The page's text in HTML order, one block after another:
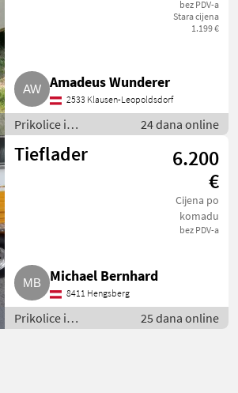
bez PDV-a
Stara cijena
1.199 €
Amadeus Wunderer
2533 Klausen-Leopoldsdorf
Prikolice i
transportna vozila /
Niski utovarivači
24 dana online
Tieflader
6.200
€
Cijena po
komadu
bez PDV-a
Michael Bernhard
8411 Hengsberg
Prikolice i
transportna vozila /
25 dana online